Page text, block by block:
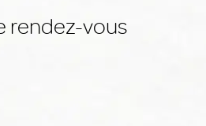
rendez-vous